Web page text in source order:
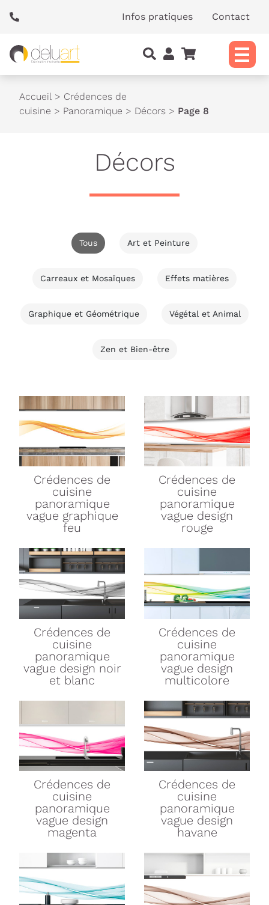
Infos pratiques Contact
Accueil > Crédences de
cuisine > Panoramique > Décors > Page 8
Décors
Tous Art et Peinture
Carreaux et Mosaïques Effets matières
Graphique et Géométrique Végétal et Animal
Zen et Bien-être
Crédences de
cuisine
panoramique
vague graphique
feu
Crédences de
cuisine
panoramique
vague design
rouge
Crédences de
cuisine
panoramique
vague design noir
et blanc
Crédences de
cuisine
panoramique
vague design
multicolore
Crédences de
cuisine
panoramique
vague design
magenta
Crédences de
cuisine
panoramique
vague design
havane